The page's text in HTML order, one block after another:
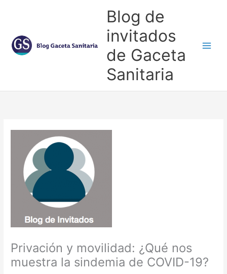
Blog de
invitados
de Gaceta
Sanitaria
Privación y movilidad: ¿Qué nos
muestra la sindemia de COVID-19?